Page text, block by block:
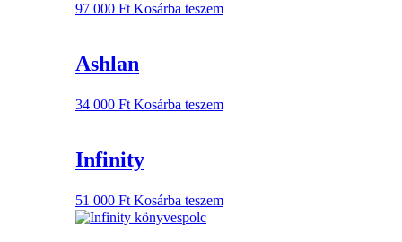
97 000 Ft Kosárba teszem
Ashlan
34 000 Ft Kosárba teszem
Infinity
51 000 Ft Kosárba teszem